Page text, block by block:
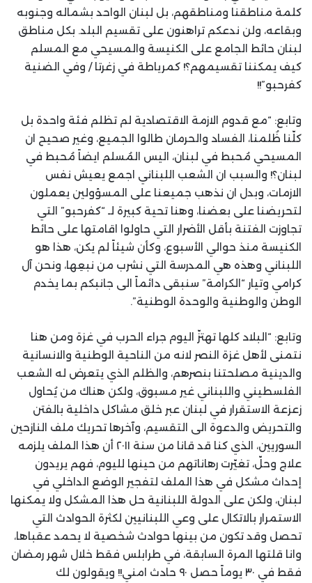
كلمة مناطقنا ومناطقهم، بل لبنان الواحد بشماله وجنوبه
وبقاعه، ولن ندعكم تراهنون على تقسيم البلد. بكل مناطق
لبنان حائط الجامع على الكنيسة والمسيحي مع المسلم
كيف يمكننا تقسيمهم؟! كمرياطة في زغرتا / وفي الضنية
كفرحبو”!!
وتابع: “مع قدوم الازمة الاقتصادية لم تظلم فئة واحدة بل
كلّنا ظُلمنا، الفساد والحرمان طالوا الجميع، وغير صحيح ان
المسيحي مُحبط في لبنان، اليس المُسلم ايضاً مُحبط في
لبنان؟! والسبب ان الشعب اللبناني اجمع يعيش نفس
الازمات، وبدل ان نذهب جميعنا على المسؤولين يعملون
لتحريضنا على بعضنا، وهنا تحية كبيرة لـ “كفرحبو” التي
تجاوزت الفتنة بأقل الأضرار التي حاولوا اقامتها على حائط
الكنيسة منذ حوالي الأسبوع، وكأن شيئاً لم يكن، هذا هو
اللبناني وهذه هي المدرسة التي نشرب من نبعِها، ونحن آل
كرامي وتيار “الكرامة” سنبقى دائماً الى جانبكم بما يخدم
الوطن والوطنية والوحدة الوطنية”.
وتابع: “البلاد كلها تهتزّ اليوم جراء الحرب في غزة ومن هنا
نتمنى لأهل غزة النصر لانه من الناحية الوطنية والانسانية
والدينية مصلحتنا بنصرهم، والظلم الذي يتعرض له الشعب
الفلسطيني واللبناني غير مسبوق، ولكن هناك من يُحاول
زعزعة الاستقرار في لبنان عبر خلق مشاكل داخلية بالفتن
والتحريض والدعوة الى التقسيم، وآخرها تحريك ملف النازحين
السوريين، الذي كنا قد قانا من سنة ٢٠١١ أن هذا الملف يلزمه
علاج وحلّ، تغيّرت رهاناتهم من حينها لليوم، فهم يريدون
إحداث مشكل في هذا الملف لتفجير الوضع الداخلي في
لبنان، ولكن على الدولة اللبنانية حل هذا المشكل ولا يمكنها
الاستمرار بالاتكال على وعي اللبنانيين لكثرة الحوادث التي
تحصل وقد تكون من بينها حوادث شخصية لا يحمد عقباها،
وانا قلتها المرة السابقة، في طرابلس فقط خلال شهر رمضان
فقط في ٣٠ يوماً حصل ٩٠ حادث امني!! ويقولون لك